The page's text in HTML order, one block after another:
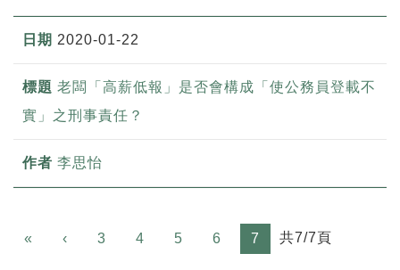
2020-01-22
老闆「高薪低報」是否會構成「使公務員登載不
實」之刑事責任？
李思怡
« Previous
‹ 3 4 5 6 7 共7/7頁